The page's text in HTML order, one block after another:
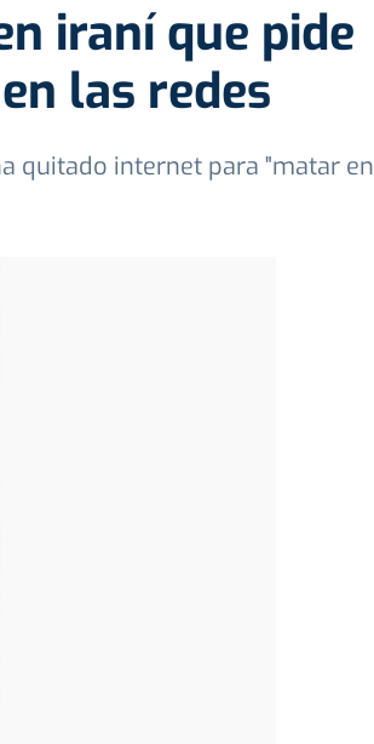
iraní que pide
las redes
quitado internet para "matar en